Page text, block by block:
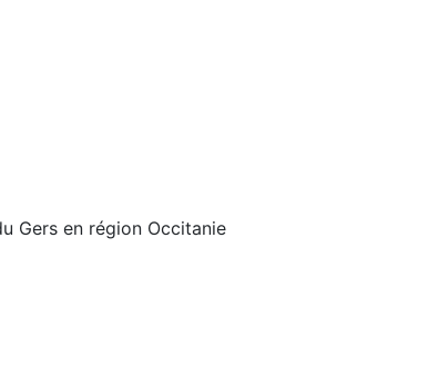
Gers en région Occitanie